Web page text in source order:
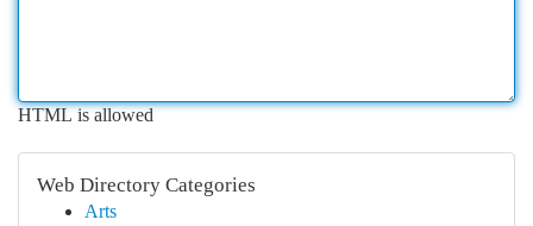
HTML is allowed
Web Directory Categories
Arts